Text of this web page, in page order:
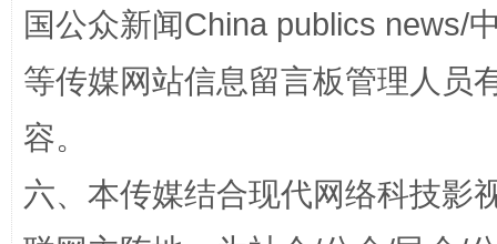
国公众新闻China publics news/
等传媒网站信息留言板管理人员
容。
六、本传媒结合现代网络科技影